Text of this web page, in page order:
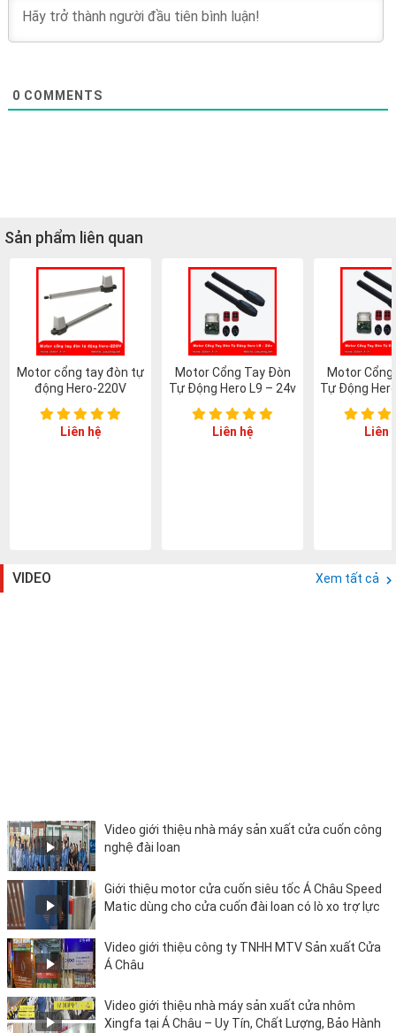
0 COMMENTS
Sản phẩm liên quan
Motor cổng tay đòn tự
động Hero-220V
Liên hệ
Motor Cổng Tay Đòn
Tự Động Hero L9 – 24v
Liên hệ
Motor
Tự Động
Liên
VIDEO Xem tất cả
Video giới thiệu nhà máy sản xuất cửa cuốn công
nghệ đài loan
Giới thiệu motor cửa cuốn siêu tốc Á Châu Speed
Matic dùng cho cửa cuốn đài loan có lò xo trợ lực
Video giới thiệu công ty TNHH MTV Sản xuất Cửa
Á Châu
Video giới thiệu nhà máy sản xuất cửa nhôm
Xingfa tại Á Châu – Uy Tín, Chất Lượng, Bảo Hành